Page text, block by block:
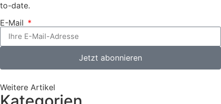
to-date.
E-Mail
Jetzt abonnieren
Weitere Artikel